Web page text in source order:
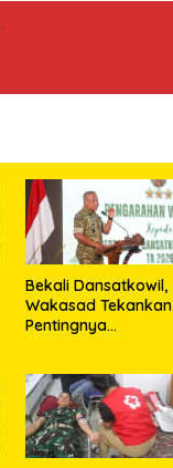
Bekali Dansatkowil,
Wakasad Tekankan
Pentingnya